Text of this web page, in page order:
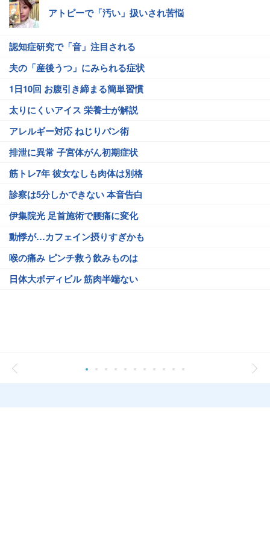
アトピーで「汚い」扱いされ苦悩
認知症研究で「音」注目される
夫の「産後うつ」にみられる症状
1日10回 お腹引き締まる簡単習慣
太りにくいアイス 栄養士が解説
アレルギー対応 ねじりパン術
排泄に異常 子宮体がん初期症状
筋トレ7年 彼女なしも肉体は別格
診察は5分しかできない 本音告白
伊集院光 足首施術で腰痛に変化
動悸が…カフェイン摂りすぎかも
喉の痛み ピンチ救う飲みものは
日体大ボディビル 筋肉半端ない